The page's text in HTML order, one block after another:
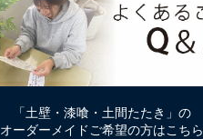
「土壁・漆喰・土間たたき」の
オーダーメイドご希望の方はこちら